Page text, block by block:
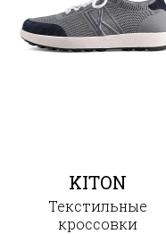
KITON
Текстильные
кроссовки